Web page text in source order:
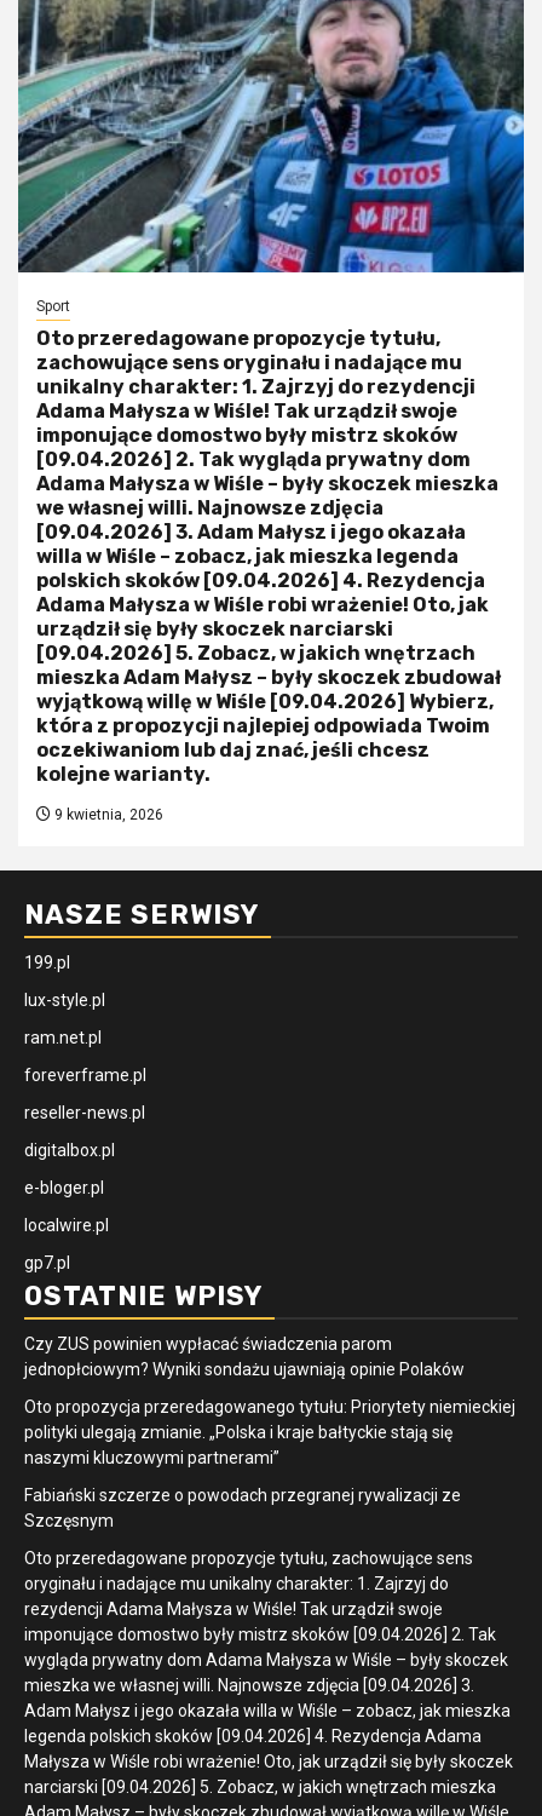
Sport
Oto przeredagowane propozycje tytułu,
zachowujące sens oryginału i nadające mu
unikalny charakter: 1. Zajrzyj do rezydencji
Adama Małysza w Wiśle! Tak urządził swoje
imponujące domostwo były mistrz skoków
[09.04.2026] 2. Tak wygląda prywatny dom
Adama Małysza w Wiśle – były skoczek mieszka
we własnej willi. Najnowsze zdjęcia
[09.04.2026] 3. Adam Małysz i jego okazała
willa w Wiśle – zobacz, jak mieszka legenda
polskich skoków [09.04.2026] 4. Rezydencja
Adama Małysza w Wiśle robi wrażenie! Oto, jak
urządził się były skoczek narciarski
[09.04.2026] 5. Zobacz, w jakich wnętrzach
mieszka Adam Małysz – były skoczek zbudował
wyjątkową willę w Wiśle [09.04.2026] Wybierz,
która z propozycji najlepiej odpowiada Twoim
oczekiwaniom lub daj znać, jeśli chcesz
kolejne warianty.
9 kwietnia, 2026
NASZE SERWISY
199.pl
lux-style.pl
ram.net.pl
foreverframe.pl
reseller-news.pl
digitalbox.pl
e-bloger.pl
localwire.pl
gp7.pl
OSTATNIE WPISY
Czy ZUS powinien wypłacać świadczenia parom
jednopłciowym? Wyniki sondażu ujawniają opinie Polaków
Oto propozycja przeredagowanego tytułu: Priorytety niemieckiej
polityki ulegają zmianie. „Polska i kraje bałtyckie stają się
naszymi kluczowymi partnerami”
Fabiański szczerze o powodach przegranej rywalizacji ze
Szczęsnym
Oto przeredagowane propozycje tytułu, zachowujące sens
oryginału i nadające mu unikalny charakter: 1. Zajrzyj do
rezydencji Adama Małysza w Wiśle! Tak urządził swoje
imponujące domostwo były mistrz skoków [09.04.2026] 2. Tak
wygląda prywatny dom Adama Małysza w Wiśle – były skoczek
mieszka we własnej willi. Najnowsze zdjęcia [09.04.2026] 3.
Adam Małysz i jego okazała willa w Wiśle – zobacz, jak mieszka
legenda polskich skoków [09.04.2026] 4. Rezydencja Adama
Małysza w Wiśle robi wrażenie! Oto, jak urządził się były skoczek
narciarski [09.04.2026] 5. Zobacz, w jakich wnętrzach mieszka